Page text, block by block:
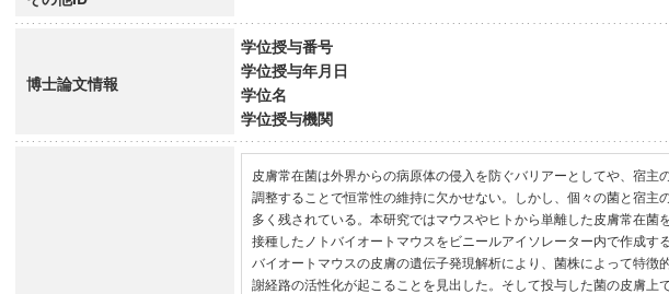
博士論文情報
学位授与番号
学位授与年月日
学位名
学位授与機関
皮膚常在菌は外界からの病原体の侵入を防ぐバリアーとしてや、宿主
調整することで恒常性の維持に欠かせない。しかし、個々の菌と宿主
多く残されている。本研究ではマウスやヒトから単離した皮膚常在菌
接種したノトバイオートマウスをビニールアイソレーター内で作成す
バイオートマウスの皮膚の遺伝子発現解析により、菌株によって特徴
謝経路の活性化が起こることを見出した。そして投与した菌の皮膚上